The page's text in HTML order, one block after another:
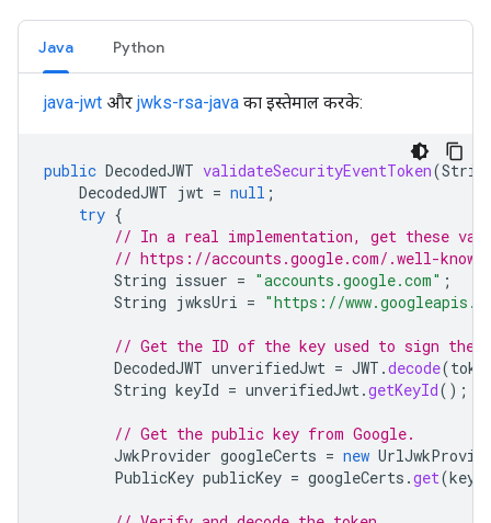
Java Python
java-jwt और jwks-rsa-java का इस्तेमाल करके:
public DecodedJWT validateSecurityEventToken(
DecodedJWT jwt = null ;
try {
// In a real implementation, get these
// https://accounts.google.com/.well-
String issuer = "accounts.google.com" ;
String jwksUri = "https://
// Get the ID of the key used to sign the
DecodedJWT unverifiedJwt = JWT .decode(
String keyId = unverifiedJwt.getKeyId();
// Get the public key from Google.
JwkProvider googleCerts = new
PublicKey publicKey = googleCerts .get(